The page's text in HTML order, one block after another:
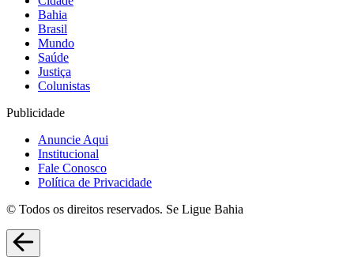
Bahia
Brasil
Mundo
Saúde
Justiça
Colunistas
Publicidade
Anuncie Aqui
Institucional
Fale Conosco
Política de Privacidade
© Todos os direitos reservados. Se Ligue Bahia